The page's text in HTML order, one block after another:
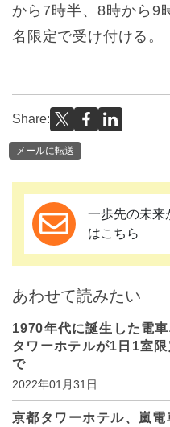
から7時半、8時から9
名限定で受け付ける。
Share:
メールに転送
一歩先の未来
はこちら
あわせて読みたい
1970年代に誕生した電
タワーホテルが1日1室
で
2022年01月31日
京都タワーホテル、嵐